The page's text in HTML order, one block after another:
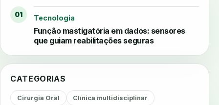
01 Tecnologia
Função mastigatória em dados: sensores
que guiam reabilitações seguras
CATEGORIAS
Cirurgia Oral Clínica multidisciplinar